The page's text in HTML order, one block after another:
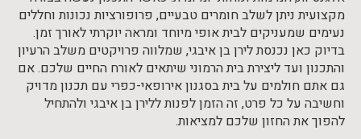
מקצועית ניתן לשלב חומרים טבעיים, פרופורציות נכונות וחללים
נעימים שמעניקים לבית אופי מיוחד ומראה יוקרתי לאורך זמן.
בדיוק כאן נכנסת לירן בן איבגי, שמלווה פרויקטים משלב הרעיון
והתכנון ועד ליצירת בית הרמוני שיתאים לאורח החיים שלכם. אם
גם אתם חולמים על בית בסגנון אירופאי-כפרי עם תכנון מדויק
וחשיבה על כל פרט, זה הזמן לפנות ללירן בן איבגי ולהתחיל
להפוך את החזון שלכם למציאות.